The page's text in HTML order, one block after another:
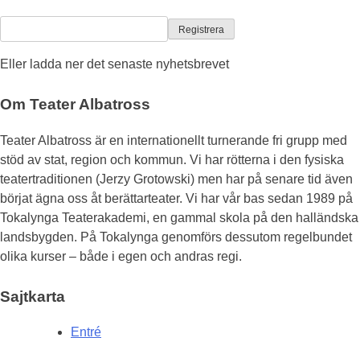
Eller ladda ner det senaste nyhetsbrevet
Om Teater Albatross
Teater Albatross är en internationellt turnerande fri grupp med
stöd av stat, region och kommun. Vi har rötterna i den fysiska
teatertraditionen (Jerzy Grotowski) men har på senare tid även
börjat ägna oss åt berättarteater. Vi har vår bas sedan 1989 på
Tokalynga Teaterakademi, en gammal skola på den halländska
landsbygden. På Tokalynga genomförs dessutom regelbundet
olika kurser – både i egen och andras regi.
Sajtkarta
Entré